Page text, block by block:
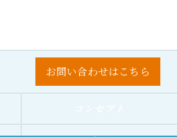
お問い合わせはこちら